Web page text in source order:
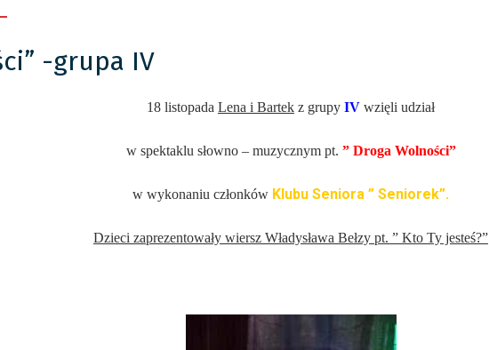
-grupa IV
18 listopada Lena i Bartek z grupy IV wzięli udział
w spektaklu słowno – muzycznym pt. ” Droga Wolności”
w wykonaniu członków Klubu Seniora ” Seniorek”.
Dzieci zaprezentowały wiersz Władysława Bełzy pt. ” Kto Ty jesteś?”